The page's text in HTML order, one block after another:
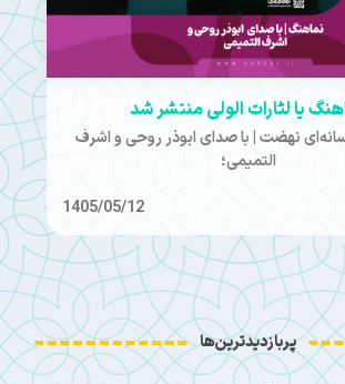
یا لثارات الولی منتشر شد
نهضت | با صدای ابوذر روحی و اشرف
التمیمی؛
1405/05/12
پربازدیدترین‌ها